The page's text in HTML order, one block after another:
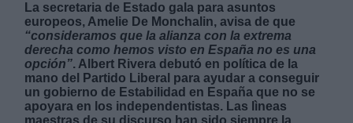
La secretaria de Estado gala para asuntos
europeos, Amelie De Monchalin, avisa de que
“consideramos que la alianza con la extrema
derecha como hemos visto en España no es una
opción”. Albert Rivera debutó en política de la
mano del Partido Liberal para ayudar a conseguir
un gobierno de Estabilidad en España que no se
apoyara en los independentistas. Las lìneas
maestras de su discurso han sido siempre la
Destinatarios: